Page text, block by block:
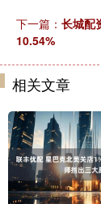
下一篇： 长城配
10.54%
相关文章